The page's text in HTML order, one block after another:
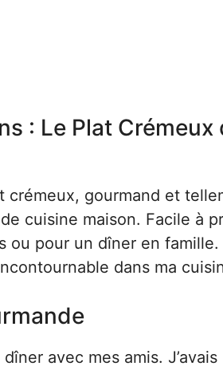
: Le Plat Crémeux
crémeux, gourmand et
cuisine maison. Facile à
ou pour un dîner en famille.
dans ma
avec mes amis.